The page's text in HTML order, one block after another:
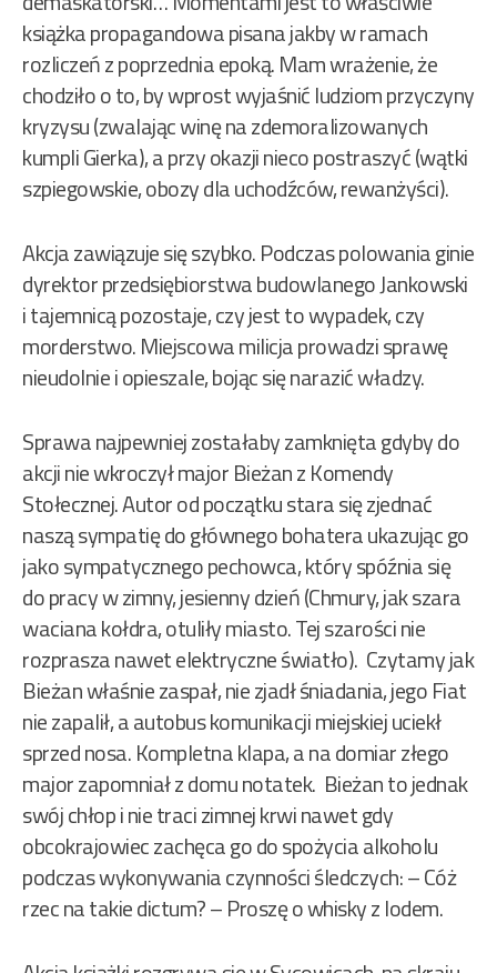
książka propagandowa pisana jakby w ramach
rozliczeń z poprzednia epoką. Mam wrażenie, że
chodziło o to, by wprost wyjaśnić ludziom przyczyny
kryzysu (zwalając winę na zdemoralizowanych
kumpli Gierka), a przy okazji nieco postraszyć (wątki
szpiegowskie, obozy dla uchodźców, rewanżyści).
Akcja zawiązuje się szybko. Podczas polowania ginie
dyrektor przedsiębiorstwa budowlanego Jankowski
i tajemnicą pozostaje, czy jest to wypadek, czy
morderstwo. Miejscowa milicja prowadzi sprawę
nieudolnie i opieszale, bojąc się narazić władzy.
Sprawa najpewniej zostałaby zamknięta gdyby do
akcji nie wkroczył major Bieżan z Komendy
Stołecznej. Autor od początku stara się zjednać
naszą sympatię do głównego bohatera ukazując go
jako sympatycznego pechowca, który spóźnia się
do pracy w zimny, jesienny dzień (Chmury, jak szara
waciana kołdra, otuliły miasto. Tej szarości nie
rozprasza nawet elektryczne światło). Czytamy jak
Bieżan właśnie zaspał, nie zjadł śniadania, jego Fiat
nie zapalił, a autobus komunikacji miejskiej uciekł
sprzed nosa. Kompletna klapa, a na domiar złego
major zapomniał z domu notatek. Bieżan to jednak
swój chłop i nie traci zimnej krwi nawet gdy
obcokrajowiec zachęca go do spożycia alkoholu
podczas wykonywania czynności śledczych: – Cóż
rzec na takie dictum? – Proszę o whisky z lodem.